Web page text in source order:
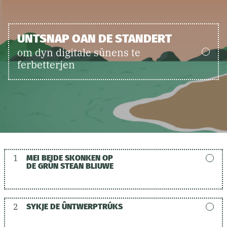
UNTSNAP OAN DE STANDERT
om dyn digitale sûnens te
ferbetterjen
1
MEI BEIDE SKONKEN OP
DE GRÛN STEAN BLIUWE
2 SYKJE DE ÛNTWERPTRÚKS